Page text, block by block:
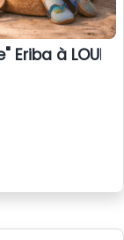
à LOUER,